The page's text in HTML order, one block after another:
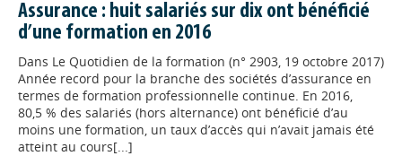
Assurance : huit salariés sur dix ont bénéficié
d’une formation en 2016
Dans Le Quotidien de la formation (n° 2903, 19 octobre 2017)
Année record pour la branche des sociétés d’assurance en
termes de formation professionnelle continue. En 2016,
80,5 % des salariés (hors alternance) ont bénéficié d’au
moins une formation, un taux d’accès qui n’avait jamais été
atteint au cours[...]